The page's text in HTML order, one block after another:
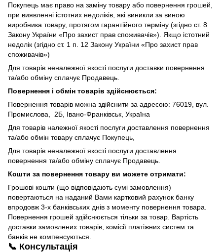
Покупець має право на заміну товару або повернення грошей,
при виявленні істотних недоліків, які виникли за виною
виробника товару, протягом гарантійного терміну (згідно ст. 8
Закону України «Про захист прав споживачів»). Якщо істотний
недолік (згідно ст. 1 п. 12 Закону України «Про захист прав
споживачів»)
Для товарів неналежної якості послуги доставки повернення
та/або обміну сплачує Продавець.
Повернення і обмін товарів здійснюється:
Повернення товарів можна здійснити за адресою: 76019, вул.
Промислова, 2Б, Івано-Франківськ, Україна
Для товарів належної якості послуги доставлення повернення
та/або обмін товару сплачує Покупець,
Для товарів неналежної якості послуги доставлення
повернення та/або обміну сплачує Продавець.
Кошти за повернення товару ви можете отримати:
Грошові кошти (що відповідають сумі замовлення)
повертаються на наданий Вами картковий рахунок банку
впродовж 3-х банківських днів з моменту повернення товара.
Повернення грошей здійснюється тільки за товар. Вартість
доставки замовлених товарів, комісії платіжних систем та
банків не компенсуються.
📞 Консультація